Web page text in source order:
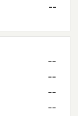
--
--
--
--
--